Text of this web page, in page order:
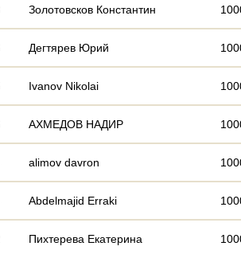
Золотовсков Константин
Дегтярев Юрий
Ivanov Nikolai
АХМЕДОВ НАДИР
alimov davron
Abdelmajid Erraki
Пихтерева Екатерина